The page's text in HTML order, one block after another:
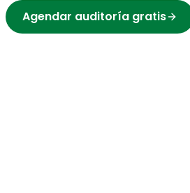
Agendar auditoría gratis